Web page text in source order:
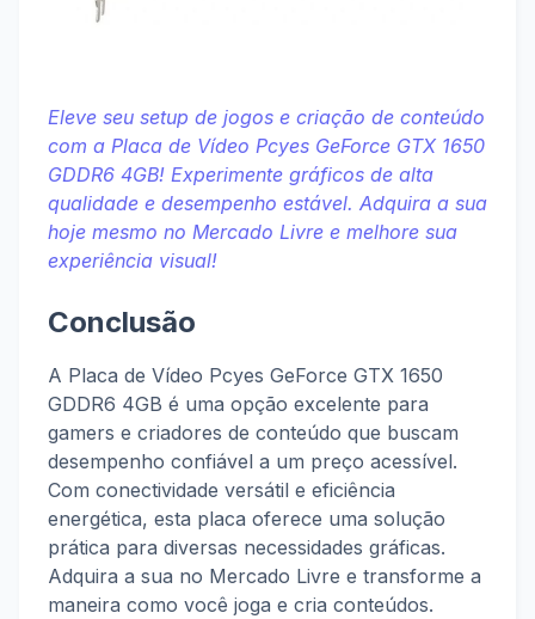
Eleve seu setup de jogos e criação de conteúdo
com a Placa de Vídeo Pcyes GeForce GTX 1650
GDDR6 4GB! Experimente gráficos de alta
qualidade e desempenho estável. Adquira a sua
hoje mesmo no Mercado Livre e melhore sua
experiência visual!
Conclusão
A Placa de Vídeo Pcyes GeForce GTX 1650
GDDR6 4GB é uma opção excelente para
gamers e criadores de conteúdo que buscam
desempenho confiável a um preço acessível.
Com conectividade versátil e eficiência
energética, esta placa oferece uma solução
prática para diversas necessidades gráficas.
Adquira a sua no Mercado Livre e transforme a
maneira como você joga e cria conteúdos.